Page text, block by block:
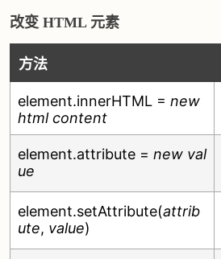
改变 HTML 元素
方法
element.innerHTML = new
html content
element.attribute = new val
ue
element.setAttribute(attrib
ute, value)